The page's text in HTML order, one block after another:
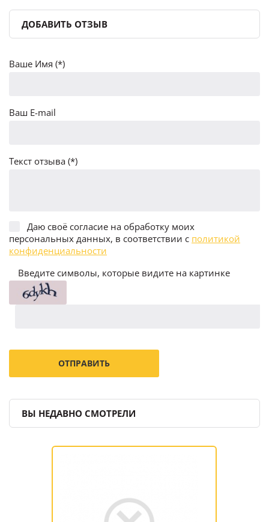
ДОБАВИТЬ ОТЗЫВ
Ваше Имя (*)
Ваш E-mail
Текст отзыва (*)
Даю своё согласие на обработку моих
персональных данных, в соответствии с политикой
конфиденциальности
Введите символы, которые видите на картинке
ВЫ НЕДАВНО СМОТРЕЛИ